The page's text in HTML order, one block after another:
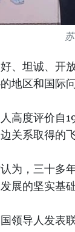
、坦诚、开
地区和国际
高度评价自
关系取得的
为，三十多
展的坚实基
领导人发表